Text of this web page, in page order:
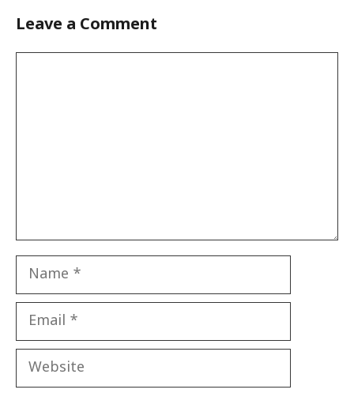
Leave a Comment
Name
Email
Website